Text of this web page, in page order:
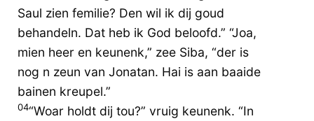
Saul zien femilie? Den wil ik dij goud
behandeln. Dat heb ik God beloofd.” “Joa,
mien heer en keunenk,” zee Siba, “der is
nog n zeun van Jonatan. Hai is aan baaide
bainen kreupel.”
04“Woar holdt dij tou?” vruig keunenk. “In